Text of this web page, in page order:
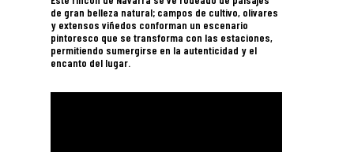
de gran belleza natural; campos de cultivo, olivares
y extensos viñedos conforman un escenario
pintoresco que se transforma con las estaciones,
permitiendo sumergirse en la autenticidad y el
encanto del lugar.